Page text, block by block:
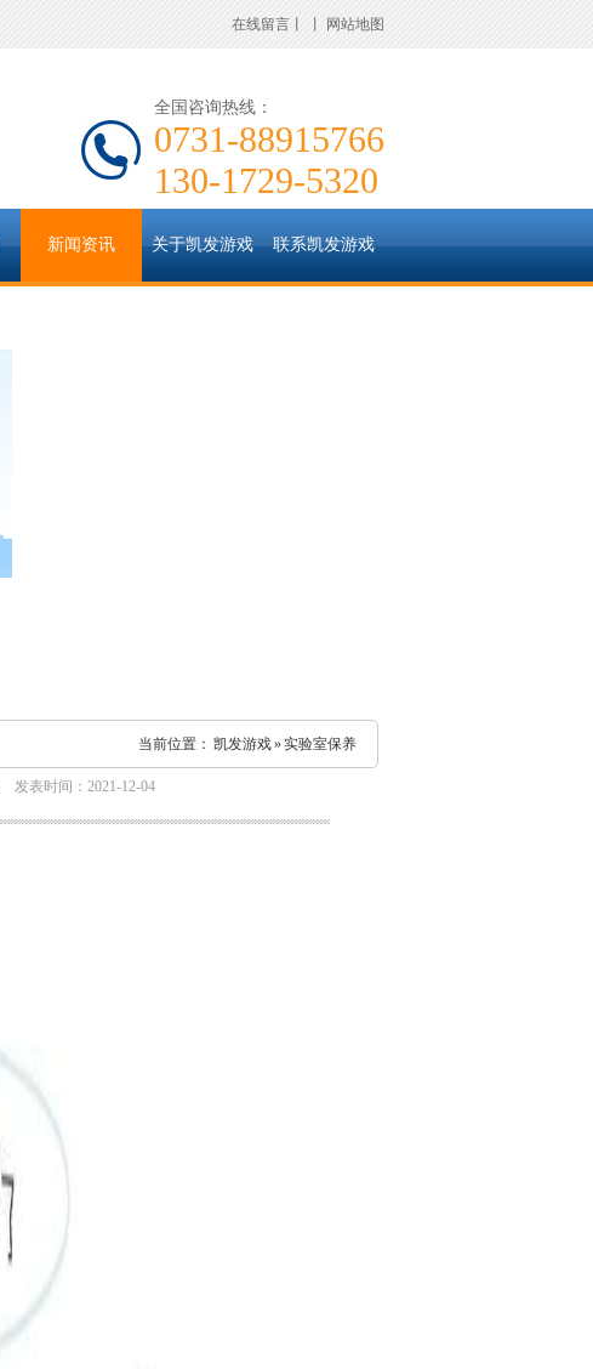
在线留言
网站地图
全国咨询热线：
0731-88915766
130-1729-5320
新闻资讯 关于凯发游戏 联系凯发游戏
当前位置： 凯发游戏»实验室保养
发表时间：2021-12-04